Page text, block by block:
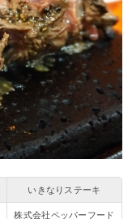
いきなりステーキ
株式会社ペッパーフード